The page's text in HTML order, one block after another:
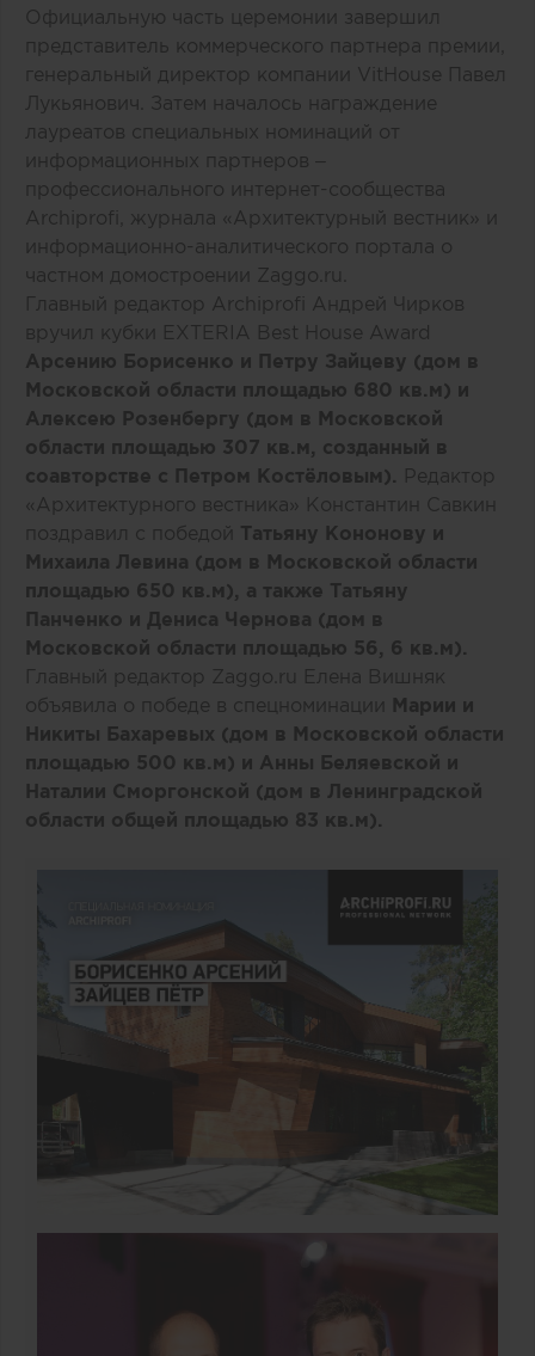
Официальную часть церемонии завершил
представитель коммерческого партнера премии,
генеральный директор компании VitHouse Павел
Лукьянович. Затем началось награждение
лауреатов специальных номинаций от
информационных партнеров –
профессионального интернет-сообщества
Archiprofi, журнала «Архитектурный вестник» и
информационно-аналитического портала о
частном домостроении Zaggo.ru.
Главный редактор Archiprofi Андрей Чирков
вручил кубки EXTERIA Best House Award
Арсению Борисенко и Петру Зайцеву (дом в
Московской области площадью 680 кв.м) и
Алексею Розенбергу (дом в Московской
области площадью 307 кв.м, созданный в
соавторстве с Петром Костёловым).
Редактор
«Архитектурного вестника» Константин Савкин
поздравил с победой Татьяну Кононову и
Михаила Левина (дом в Московской области
площадью 650 кв.м), а также Татьяну
Панченко и Дениса Чернова (дом в
Московской области площадью 56, 6 кв.м).
Главный редактор Zaggo.ru Елена Вишняк
объявила о победе в спецноминации Марии и
Никиты Бахаревых (дом в Московской области
площадью 500 кв.м) и Анны Беляевской и
Наталии Сморгонской (дом в Ленинградской
области общей площадью 83 кв.м).